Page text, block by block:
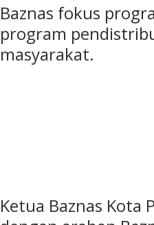
Baznas fokus
program
masyarakat.
Ketua Baznas Kota